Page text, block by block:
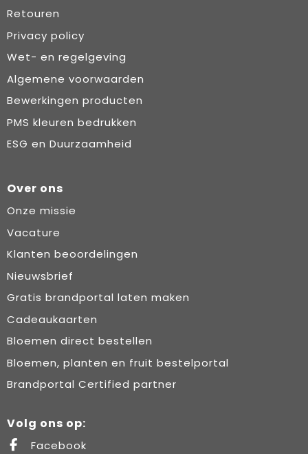
Retouren
Privacy policy
Wet- en regelgeving
Algemene voorwaarden
Bewerkingen producten
PMS kleuren bedrukken
ESG en Duurzaamheid
Over ons
Onze missie
Vacature
Klanten beoordelingen
Nieuwsbrief
Gratis brandportal laten maken
Cadeaukaarten
Bloemen direct bestellen
Bloemen, planten en fruit bestelportal
Brandportal Certified partner
Volg ons op:
Facebook